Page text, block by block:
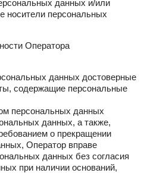
данных и/или
носители персональных
Оператора
данных достоверные
содержащие персональные
персональных данных
данных, а также,
о прекращении
Оператор вправе
данных без согласия
при наличии оснований,